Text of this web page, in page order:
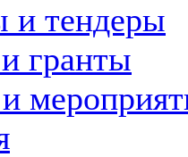
и тендеры
гранты